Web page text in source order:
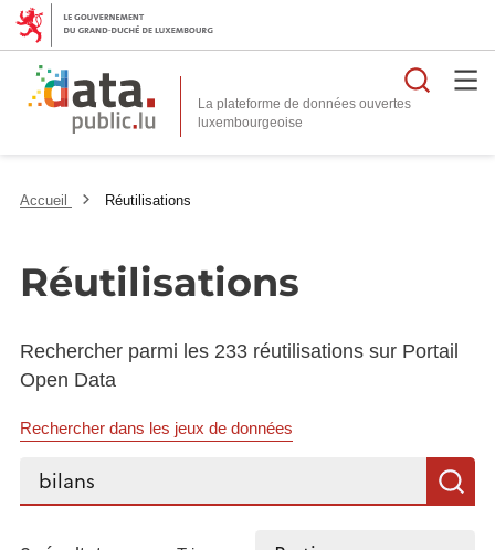
La plateforme de données ouvertes
Accueil Réutilisations
Réutilisations
Rechercher parmi les 233 réutilisations sur Portail
Open Data
Rechercher dans les jeux de données
Rechercher...